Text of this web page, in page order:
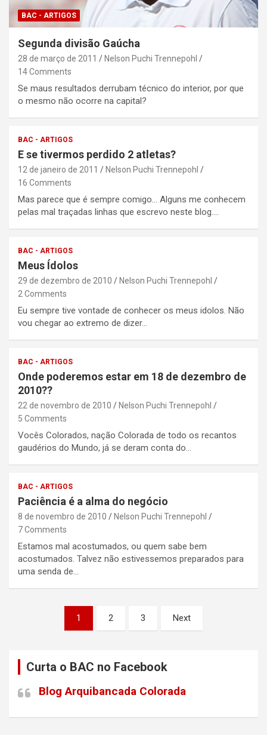
BAC - ARTIGOS
Segunda divisão Gaúcha
28 de março de 2011
Nelson Puchi Trennepohl
14 Comments
Se maus resultados derrubam técnico do interior, por que
o mesmo não ocorre na capital?
BAC - ARTIGOS
E se tivermos perdido 2 atletas?
12 de janeiro de 2011
Nelson Puchi Trennepohl
16 Comments
Mas parece que é sempre comigo… Alguns me conhecem
pelas mal traçadas linhas que escrevo neste blog.…
BAC - ARTIGOS
Meus Ídolos
29 de dezembro de 2010
Nelson Puchi Trennepohl
2 Comments
Eu sempre tive vontade de conhecer os meus idolos. Não
vou chegar ao extremo de dizer…
BAC - ARTIGOS
Onde poderemos estar em 18 de dezembro de
2010??
22 de novembro de 2010
Nelson Puchi Trennepohl
5 Comments
Vocês Colorados, nação Colorada de todo os recantos
gaudérios do Mundo, já se deram conta do…
BAC - ARTIGOS
Paciência é a alma do negócio
8 de novembro de 2010
Nelson Puchi Trennepohl
7 Comments
Estamos mal acostumados, ou quem sabe bem
acostumados. Talvez não estivessemos preparados para
uma senda de…
Paginação1 2 3 Next
Curta o BAC no Facebook
Blog Arquibancada Colorada